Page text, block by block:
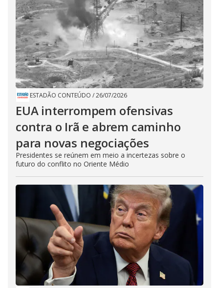
ESTADÃO CONTEÚDO /26/07/2026
EUA interrompem ofensivas
contra o Irã e abrem caminho
para novas negociações
Presidentes se reúnem em meio a incertezas sobre o
futuro do conflito no Oriente Médio